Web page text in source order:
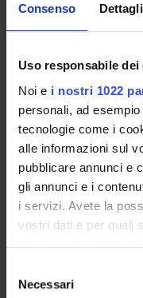
Consenso Dettagli
Uso responsabile dei
Noi e i nostri 1022
personali, ad
tecnologie come i
alle informazioni sul
pubblicare annunci e
gli annunci e i
i servizi. Avete la
vostri dati e per quali
privacy sono
modificare o revocare
delNecessari
MUR - Ministero
PARTECIPANTI AL
Manuele Bicego
Professore associato